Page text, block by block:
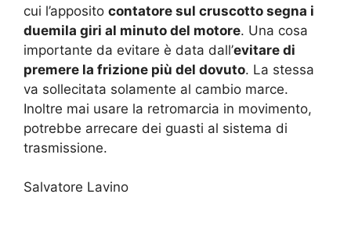
cui l’apposito contatore sul cruscotto segna i
duemila giri al minuto del motore. Una cosa
importante da evitare è data dall’evitare di
premere la frizione più del dovuto. La stessa
va sollecitata solamente al cambio marce.
Inoltre mai usare la retromarcia in movimento,
potrebbe arrecare dei guasti al sistema di
trasmissione.
Salvatore Lavino